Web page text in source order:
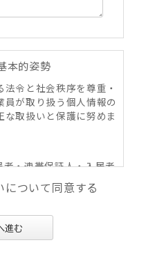
本的姿勢
令と社会秩序を尊重・
が取り扱う個人情報の
取扱いと保護に努めま
・連帯保証人・入居者
有者その他権利者
性別・生年月日・年
・個人Ｅ-mail アドレス
について同意する
進む